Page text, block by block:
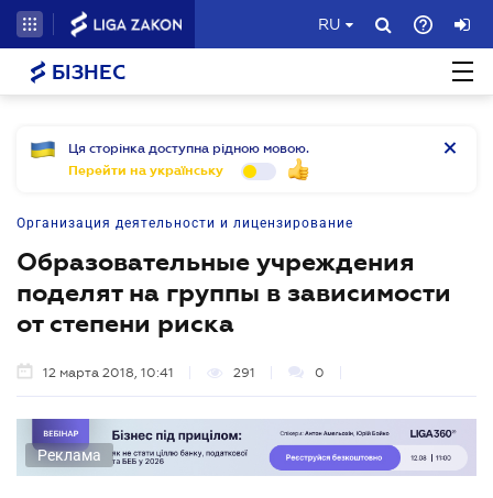
RU
БІЗНЕС
Ця сторінка доступна рідною мовою.
Перейти на українську
Организация деятельности и лицензирование
Образовательные учреждения
поделят на группы в зависимости
от степени риска
12 марта 2018, 10:41 291 0
Реклама